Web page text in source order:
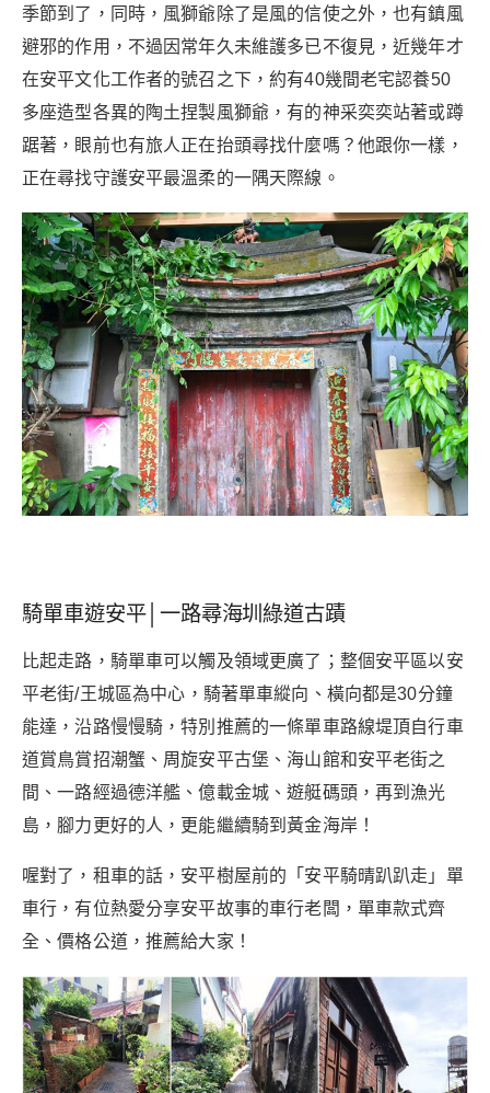
季節到了，同時，風獅爺除了是風的信使之外，也有鎮風
避邪的作用，不過因常年久未維護多已不復見，近幾年才
在安平文化工作者的號召之下，約有40幾間老宅認養50
多座造型各異的陶土捏製風獅爺，有的神采奕奕站著或蹲
踞著，眼前也有旅人正在抬頭尋找什麼嗎？他跟你一樣，
正在尋找守護安平最溫柔的一隅天際線。
騎單車遊安平│一路尋海圳綠道古蹟
比起走路，騎單車可以觸及領域更廣了；整個安平區以安
平老街/王城區為中心，騎著單車縱向、橫向都是30分鐘
能達，沿路慢慢騎，特別推薦的一條單車路線堤頂自行車
道賞鳥賞招潮蟹、周旋安平古堡、海山館和安平老街之
間、一路經過德洋艦、億載金城、遊艇碼頭，再到漁光
島，腳力更好的人，更能繼續騎到黃金海岸！
喔對了，租車的話，安平樹屋前的「安平騎晴趴趴走」單
車行，有位熱愛分享安平故事的車行老闆，單車款式齊
全、價格公道，推薦給大家！